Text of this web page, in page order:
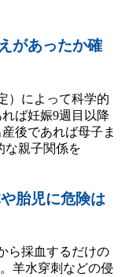
があったか確
）によって科学的
ば妊娠9週目以降
後であれば母子ま
な親子関係を
胎児に危険は
ら採血するだけの
羊水穿刺などの侵